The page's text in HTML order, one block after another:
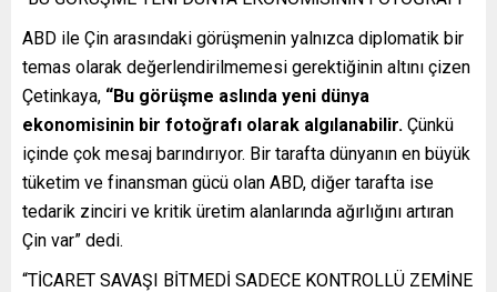
ABD ile Çin arasındaki görüşmenin yalnızca diplomatik bir
temas olarak değerlendirilmemesi gerektiğinin altını çizen
Çetinkaya, “Bu görüşme aslında yeni dünya
ekonomisinin bir fotoğrafı olarak algılanabilir. Çünkü
içinde çok mesaj barındırıyor. Bir tarafta dünyanın en büyük
tüketim ve finansman gücü olan ABD, diğer tarafta ise
tedarik zinciri ve kritik üretim alanlarında ağırlığını artıran
Çin var” dedi.
“TİCARET SAVAŞI BİTMEDİ SADECE KONTROLLÜ ZEMİNE